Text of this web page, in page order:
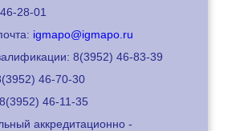
28-01
igmapo@igmapo.ru
8(3952) 46-83-39
(3952) 46-70-30
(3952) 46-11-35
аккредитационно -